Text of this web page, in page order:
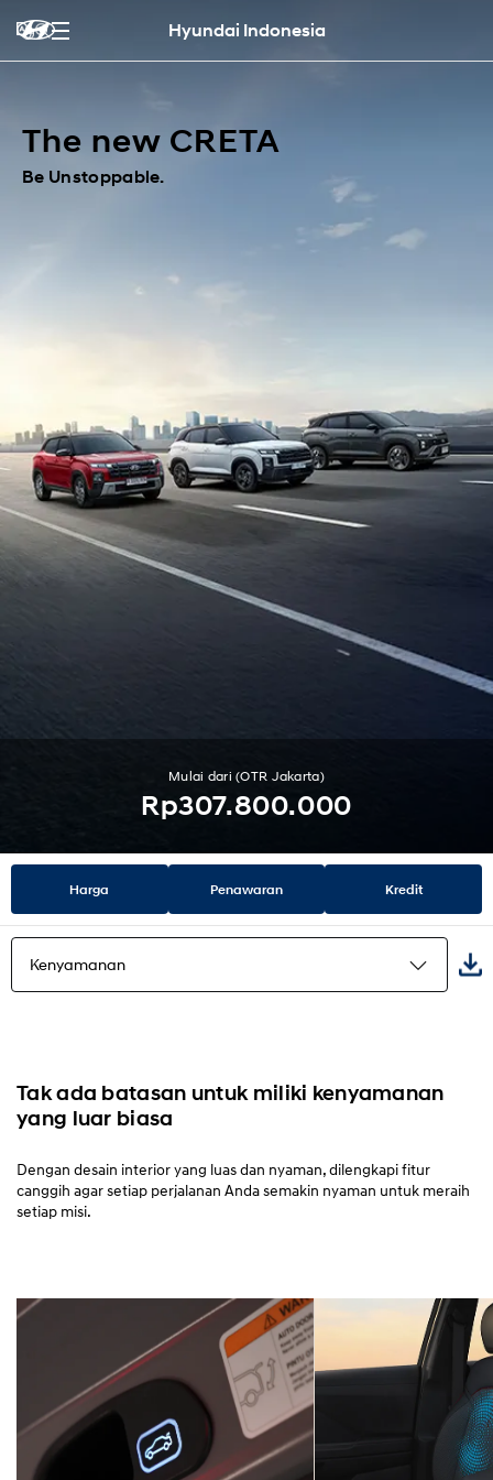
Hyundai Indonesia
The new CRETA
Be Unstoppable.
Mulai dari (OTR Jakarta)
Rp307.800.000
Harga Penawaran Kredit
Kenyamanan
Highlights
Interior
Keamanan
Spesifikasi
Aksesori
Tak ada batasan untuk miliki kenyamanan
yang luar biasa
Dengan desain interior yang luas dan nyaman, dilengkapi fitur
canggih agar setiap perjalanan Anda semakin nyaman untuk meraih
setiap misi.